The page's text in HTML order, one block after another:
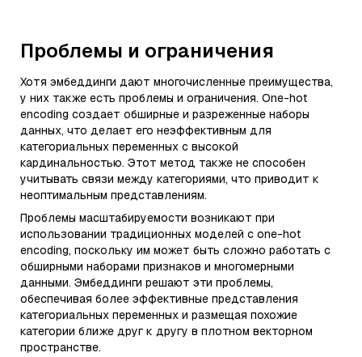
Проблемы и ограничения
Хотя эмбеддинги дают многочисленные преимущества,
у них также есть проблемы и ограничения. One-hot
encoding создает обширные и разреженные наборы
данных, что делает его неэффективным для
категориальных переменных с высокой
кардинальностью. Этот метод также не способен
учитывать связи между категориями, что приводит к
неоптимальным представлениям.
Проблемы масштабируемости возникают при
использовании традиционных моделей с one-hot
encoding, поскольку им может быть сложно работать с
обширными наборами признаков и многомерными
данными. Эмбеддинги решают эти проблемы,
обеспечивая более эффективные представления
категориальных переменных и размещая похожие
категории ближе друг к другу в плотном векторном
пространстве.